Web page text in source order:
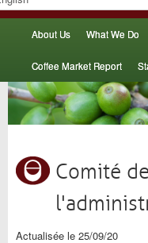
About Us What We Do
Coffee Market Report
Comité
Actualisée le 25/09/20